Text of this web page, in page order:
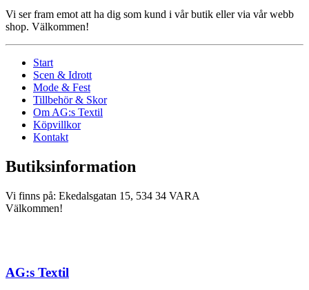
Vi ser fram emot att ha dig som kund i vår butik eller via vår webb
shop. Välkommen!
Start
Scen & Idrott
Mode & Fest
Tillbehör & Skor
Om AG:s Textil
Köpvillkor
Kontakt
Butiksinformation
Vi finns på: Ekedalsgatan 15, 534 34 VARA
Välkommen!
AG:s Textil